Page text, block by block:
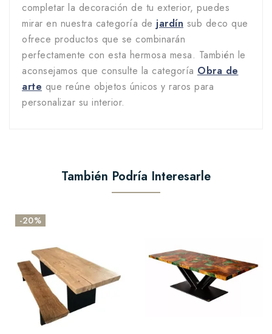
completar la decoración de tu exterior, puedes
mirar en nuestra categoría de jardín sub deco que
ofrece productos que se combinarán
perfectamente con esta hermosa mesa. También le
aconsejamos que consulte la categoría Obra de
arte que reúne objetos únicos y raros para
personalizar su interior.
También Podría Interesarle
-20%